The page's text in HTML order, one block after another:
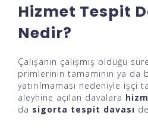
Hizmet Tespit
Nedir?
Çalışanın çalışmış olduğu
primlerinin tamamının ya da
yatırılmaması nedeniyle işçi
aleyhine açılan davalara
da sigorta tespit davası